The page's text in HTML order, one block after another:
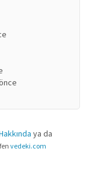
ya da
vedeki.com